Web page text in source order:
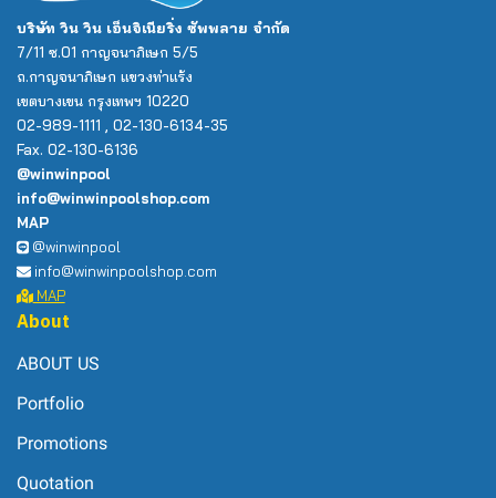
บริษัท วิน วิน เอ็นจิเนียริ่ง ซัพพลาย จำกัด
7/11 ซ.01 กาญจนาภิเษก 5/5
ถ.กาญจนาภิเษก แขวงท่าแร้ง
เขตบางเขน กรุงเทพฯ 10220
02-989-1111 , 02-130-6134-35
Fax. 02-130-6136
@winwinpool
info@winwinpoolshop.com
MAP
@winwinpool
info@winwinpoolshop.com
MAP
About
ABOUT US
Portfolio
Promotions
Quotation